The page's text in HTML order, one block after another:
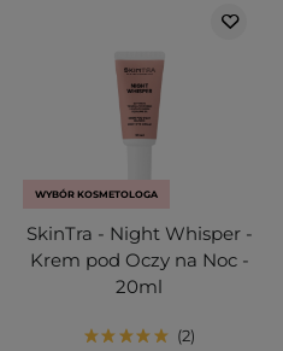
WYBÓR KOSMETOLOGA
SkinTra - Night Whisper -
Krem pod Oczy na Noc -
20ml
2